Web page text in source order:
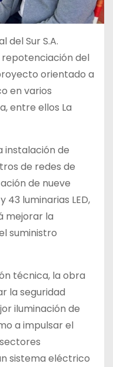
del Sur S.A.
repotenciación del
orientado a
en varios
entre ellos La
instalación de
de redes de
de nueve
43 luminarias LED,
mejorar la
suministro
técnica, la obra
la seguridad
iluminación de
a impulsar el
sistema eléctrico